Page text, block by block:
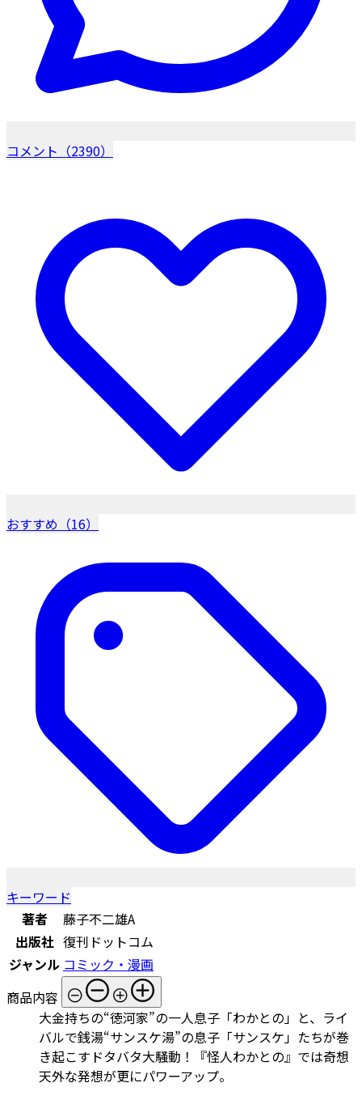
コメント（2390）
おすすめ（16）
キーワード
著者
藤子不二雄A
出版社 復刊ドットコム
ジャンル コミック・漫画
商品内容
大金持ちの“徳河家”の一人息子「わかとの」と、ライ
バルで銭湯“サンスケ湯”の息子「サンスケ」たちが巻
き起こすドタバタ大騒動！『怪人わかとの』では奇想
天外な発想が更にパワーアップ。